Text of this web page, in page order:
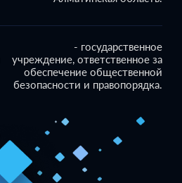
- государственное
учреждение, ответственное за
обеспечение общественной
безопасности и правопорядка.